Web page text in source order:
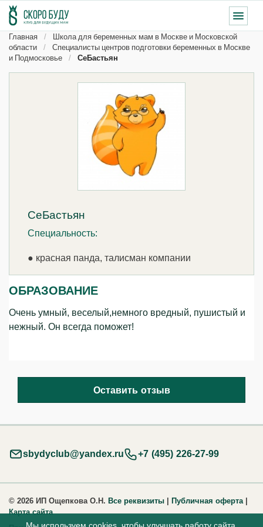
Главная
Школа для беременных мам в Москве и Московской
области
Специалисты центров подготовки беременных в Москве
и Подмосковье
СеБастьян
СеБастьян
Специальность:
● красная панда, талисман компании
ОБРАЗОВАНИЕ
Очень умный, веселый,немного вредный, пушистый и
нежный. Он всегда поможет!
Оставить отзыв
sbydyclub@yandex.ru +7 (495) 226-27-99
© 2026 ИП Ощепкова О.Н. Все реквизиты | Публичная оферта |
Карта сайта